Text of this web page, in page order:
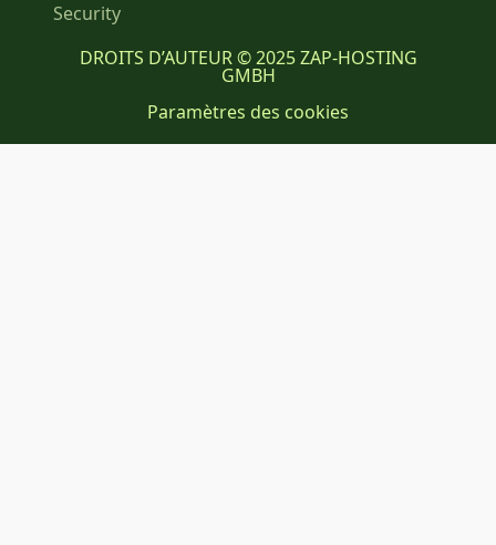
Security
DROITS D’AUTEUR © 2025 ZAP-HOSTING
GMBH
Paramètres des cookies